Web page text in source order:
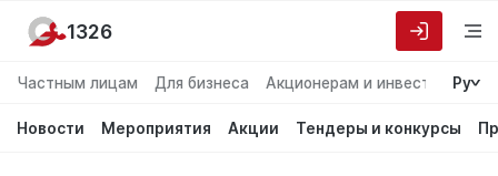
Частным лицам Для бизнеса Акционерам и инвесторам
Ру
Новости Мероприятия Акции Тендеры и конкурсы
1326